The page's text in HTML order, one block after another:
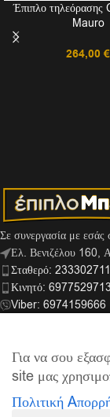
Έπιπλο
Mauro
264,00 €
Σε συνεργασία με εσάς
Ελ. Βενιζέλου 160,
Σταθερό:
Κινητό: 6977529713
Viber: 6974159666
ΣΎΝΔΕΣΜΟΙ
ΠΛΗΡΟΦΟΡΊΕΣ
Για να σου
site μας
Πολιτική